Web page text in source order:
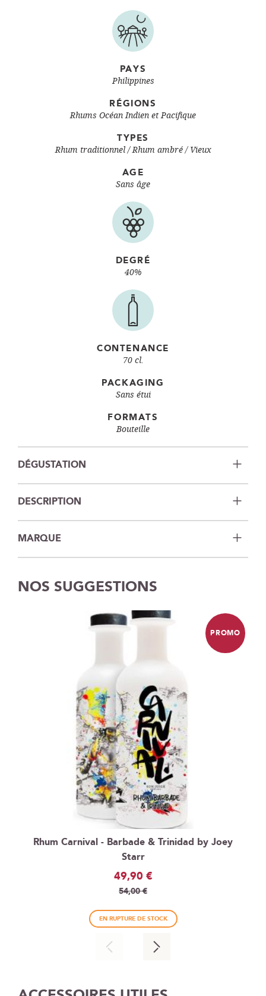
PAYS
Philippines
RÉGIONS
Rhums Océan Indien et Pacifique
TYPES
Rhum traditionnel Rhum ambré / Vieux
AGE
Sans âge
DEGRÉ
40%
CONTENANCE
70 cl.
PACKAGING
Sans étui
FORMATS
Bouteille
DÉGUSTATION
DESCRIPTION
MARQUE
NOS SUGGESTIONS
Rhum Carnival - Barbade & Trinidad by Joey
Starr
Prix
Spécial
49,90 €
54,00 €
PROMO
EN RUPTURE DE STOCK